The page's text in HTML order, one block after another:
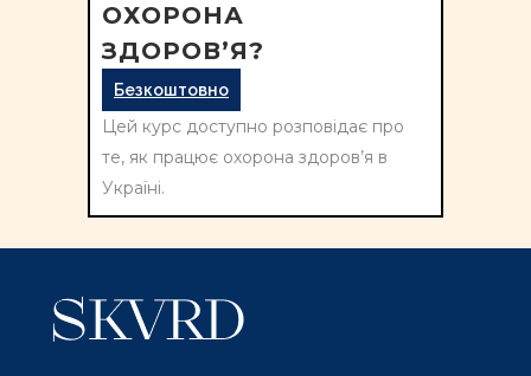
ОХОРОНА
ЗДОРОВ’Я?
Безкоштовно
Цей курс доступно розповідає про
те, як працює охорона здоров’я в
Україні.